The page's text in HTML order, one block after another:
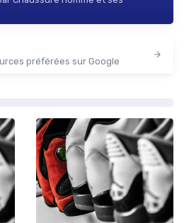
préférées sur Google